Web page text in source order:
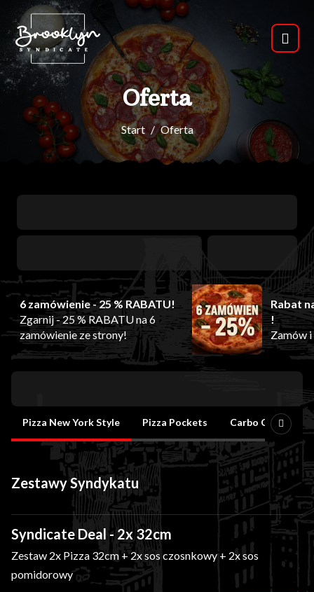
Oferta
Start Oferta
6 zamówienie - 25 % RABATU!
Zgarnij - 25 % RABATU na 6
zamówienie ze strony!
Rabat
!
Zamów
Oferta
Pizza New York Style Pizza Pockets Carbo Cartel -
Zestawy Syndykatu
Syndicate Deal - 2x 32cm
Zestaw 2x Pizza 32cm + 2x sos czosnkowy + 2x sos
pomidorowy